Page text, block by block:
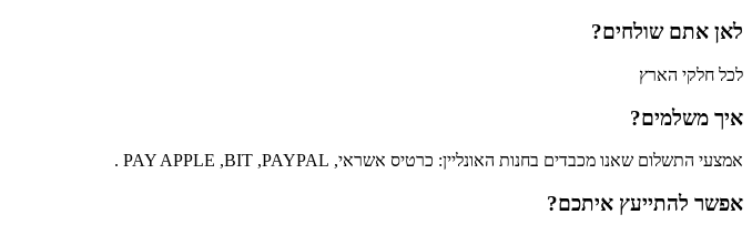
לאן אתם שולחים?
לכל חלקי הארץ
איך משלמים?
אמצעי התשלום שאנו מכבדים בחנות האונליין: כרטיס אשראי, PAY APPLE ,BIT ,PAYPAL .
אפשר להתייעץ איתכם?